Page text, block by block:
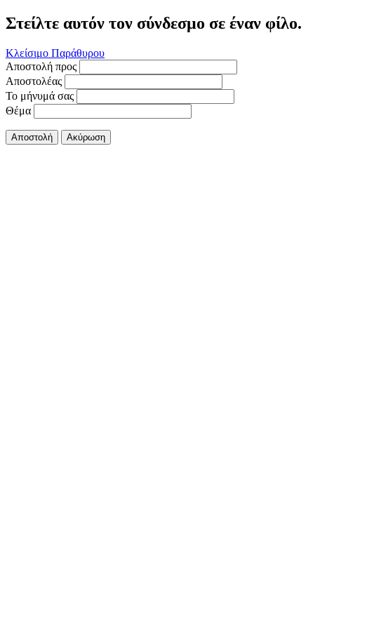
Στείλτε αυτόν τον σύνδεσμο σε έναν φίλο.
Κλείσιμο Παράθυρου
Αποστολή προς
Αποστολέας
Το μήνυμά σας
Θέμα
Αποστολή Ακύρωση